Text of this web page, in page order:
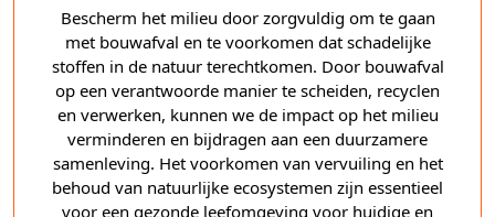
Bescherm het milieu door zorgvuldig om te gaan
met bouwafval en te voorkomen dat schadelijke
stoffen in de natuur terechtkomen. Door bouwafval
op een verantwoorde manier te scheiden, recyclen
en verwerken, kunnen we de impact op het milieu
verminderen en bijdragen aan een duurzamere
samenleving. Het voorkomen van vervuiling en het
behoud van natuurlijke ecosystemen zijn essentieel
voor een gezonde leefomgeving voor huidige en